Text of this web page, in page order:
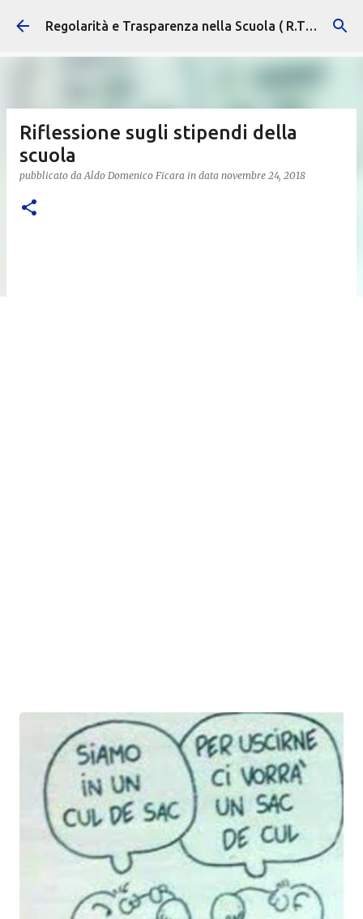
Passa ai contenuti principali Regolarità e Trasparenza nella Scuola ( R.T.S. )
Riflessione sugli stipendi della
scuola
pubblicato daAldo Domenico Ficara in data novembre 24, 2018